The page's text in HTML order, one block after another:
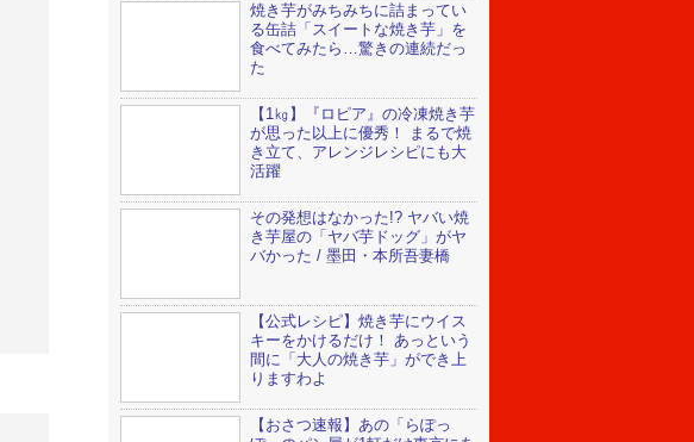
焼き芋がみちみちに詰まってい
る缶詰「スイートな焼き芋」を
食べてみたら…驚きの連続だっ
た
【1㎏】『ロピア』の冷凍焼き芋
が思った以上に優秀！ まるで焼
き立て、アレンジレシピにも大
活躍
その発想はなかった!? ヤバい焼
き芋屋の「ヤバ芋ドッグ」がヤ
バかった / 墨田・本所吾妻橋
【公式レシピ】焼き芋にウイス
キーをかけるだけ！ あっという
間に「大人の焼き芋」ができ上
りますわよ
【おさつ速報】あの「らぽっ